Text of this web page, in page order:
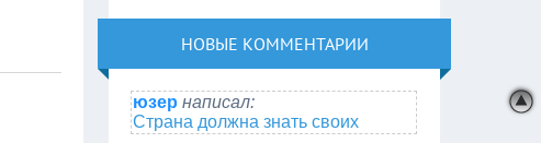
НОВЫЕ КОММЕНТАРИИ
юзер написал:
Страна должна знать своих